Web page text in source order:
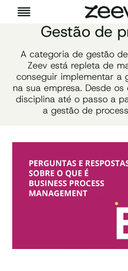
Pular
para
Gestão de
A categoria de gestão
Zeev está repleta de
conseguir implementar a
na sua empresa. Desde
disciplina até o passo a
a gestão de